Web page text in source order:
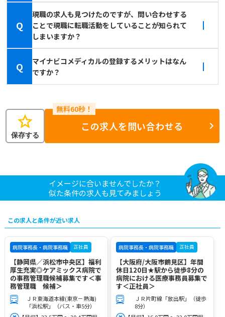
Q
現職の求人も見つけたのですが、問い合わせする
ことで現職に転職活動をしていることが知られて
しまいますか？
Q
マイナビコメディカルの登録するメリットはなん
ですか？
star
保存する
この求人を問い合わせる
イメージに合いませんでしたか？
似た条件の求人も見てみましょう
この求人と条件が近い求人
病院事務長・病院事務職 正社員
【静岡県／浜松市中央区】福利
厚生充実◎ケアミックス病院で
の事務管理職候補募集です＜事
務管理職 候補＞
ＪＲ東海道本線(東京－熱海)
「浜松駅」（バス・車5分）
病院事務長・病院事務職 正社員
【大阪府/大阪市鶴見区】年間
休日120日★駅から徒歩8分の
病院における医療事務員募集で
す＜正社員＞
ＪＲ片町線「放出駅」（徒歩
8分）